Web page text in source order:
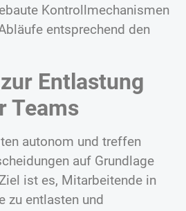
Kontrollmechanismen
entsprechend den
Entlastung
Teams
autonom und treffen
auf Grundlage
ist es, Mitarbeitende in
zu entlasten und